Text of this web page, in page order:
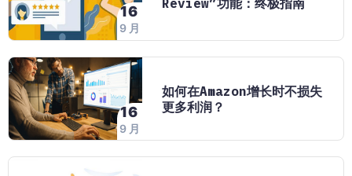
16
9 月
Review”功能：终极指南
16
9 月
如何在amazon增长时不损失
更多利润？